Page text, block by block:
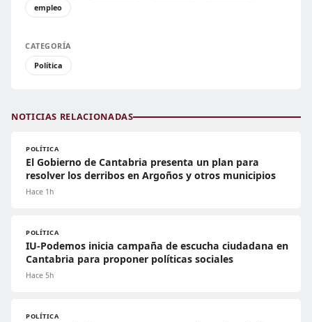
empleo
CATEGORÍA
Política
NOTICIAS RELACIONADAS
POLÍTICA
El Gobierno de Cantabria presenta un plan para
resolver los derribos en Argoños y otros municipios
Hace 1h
POLÍTICA
IU-Podemos inicia campaña de escucha ciudadana en
Cantabria para proponer políticas sociales
Hace 5h
POLÍTICA